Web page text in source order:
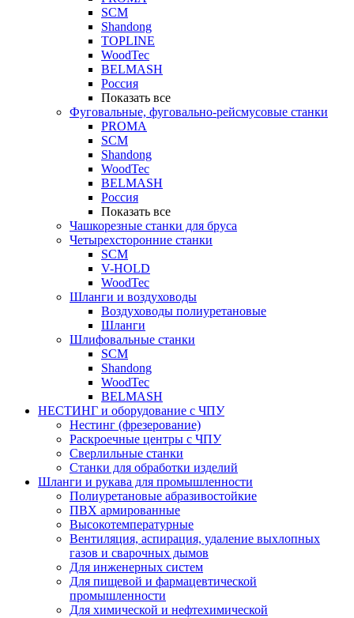
SCM
Shandong
TOPLINE
WoodTec
BELMASH
Россия
Показать все
Фуговальные, фуговально-рейсмусовые станки
PROMA
SCM
Shandong
WoodTec
BELMASH
Россия
Показать все
Чашкорезные станки для бруса
Четырехсторонние станки
SCM
V-HOLD
WoodTec
Шланги и воздуховоды
Воздуховоды полиуретановые
Шланги
Шлифовальные станки
SCM
Shandong
WoodTec
BELMASH
НЕСТИНГ и оборудование с ЧПУ
Нестинг (фрезерование)
Раскроечные центры с ЧПУ
Сверлильные станки
Станки для обработки изделий
Шланги и рукава для промышленности
Полиуретановые абразивостойкие
ПВХ армированные
Высокотемпературные
Вентиляция, аспирация, удаление выхлопных
газов и сварочных дымов
Для инженерных систем
Для пищевой и фармацевтической
промышленности
Для химической и нефтехимической